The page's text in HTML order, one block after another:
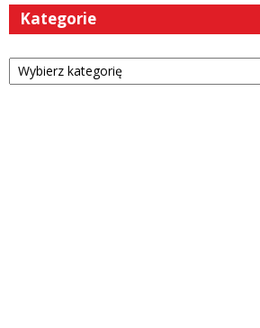
Kategorie
Kategorie